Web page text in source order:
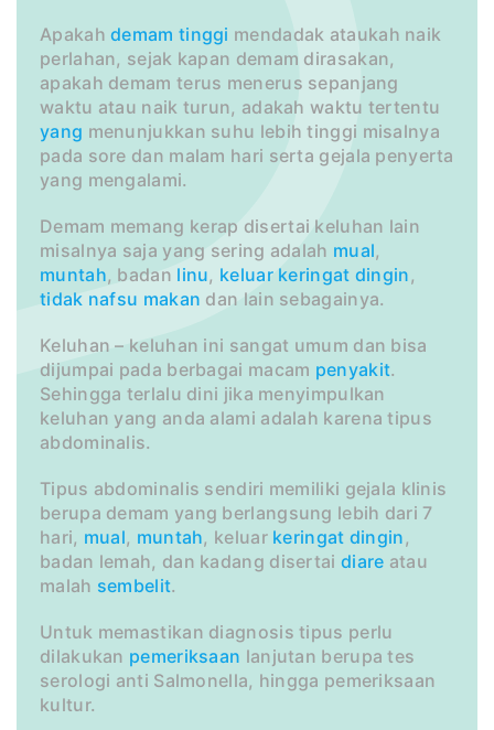
Apakahdemam tinggi mendadak ataukah naik
perlahan, sejak kapan demam dirasakan,
apakah demam terus menerus sepanjang
waktu atau naik turun, adakah waktu tertentu
yang menunjukkan suhu lebih tinggi misalnya
pada sore dan malam hari serta gejala penyerta
yang mengalami.
Demam memang kerap disertai keluhan lain
misalnya saja yang sering adalah mual,
muntah, badan linu, keluar keringat dingin ,
tidak nafsu makan dan lain sebagainya.
Keluhan – keluhan ini sangat umum dan bisa
dijumpai pada berbagai macam penyakit.
Sehingga terlalu dini jika menyimpulkan
keluhan yang anda alami adalah karena tipus
abdominalis.
Tipus abdominalis sendiri memiliki gejala klinis
berupa demam yang berlangsung lebih dari 7
hari, mual, muntah, keluar keringat dingin ,
badan lemah, dan kadang disertai diare atau
malah sembelit.
Untuk memastikan diagnosis tipus perlu
dilakukan pemeriksaan lanjutan berupa tes
serologi anti Salmonella, hingga pemeriksaan
kultur.